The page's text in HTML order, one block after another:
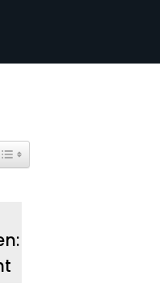
Toggle Table of Content